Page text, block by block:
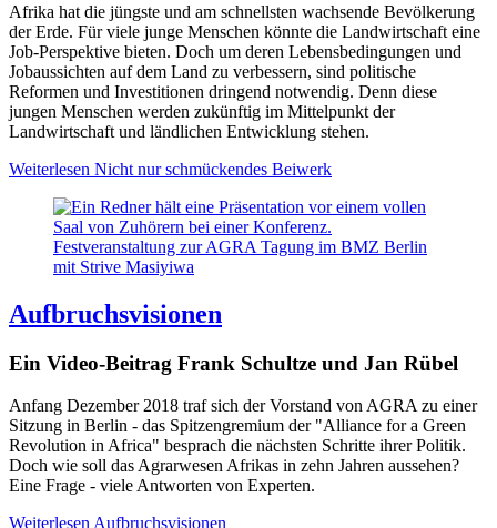
Afrika hat die jüngste und am schnellsten wachsende Bevölkerung
der Erde. Für viele junge Menschen könnte die Landwirtschaft eine
Job-Perspektive bieten. Doch um deren Lebensbedingungen und
Jobaussichten auf dem Land zu verbessern, sind politische
Reformen und Investitionen dringend notwendig. Denn diese
jungen Menschen werden zukünftig im Mittelpunkt der
Landwirtschaft und ländlichen Entwicklung stehen.
Weiterlesen Nicht nur schmückendes Beiwerk
Festveranstaltung zur AGRA Tagung im BMZ Berlin
mit Strive Masiyiwa
Aufbruchsvisionen
Ein Video-Beitrag Frank Schultze und Jan Rübel
Anfang Dezember 2018 traf sich der Vorstand von AGRA zu einer
Sitzung in Berlin - das Spitzengremium der "Alliance for a Green
Revolution in Africa" besprach die nächsten Schritte ihrer Politik.
Doch wie soll das Agrarwesen Afrikas in zehn Jahren aussehen?
Eine Frage - viele Antworten von Experten.
Weiterlesen Aufbruchsvisionen